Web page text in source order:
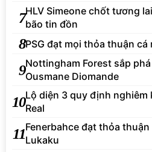
7HLV Simeone chốt tương
bão tin đồn
8PSG đạt mọi thỏa thuận cá
9Nottingham Forest sắp
Ousmane Diomande
10Lộ diện 3 quy định nghiêm
Real
11Fenerbahce đạt thỏa
Lukaku